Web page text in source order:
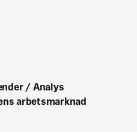
/ Analys
arbetsmarknad